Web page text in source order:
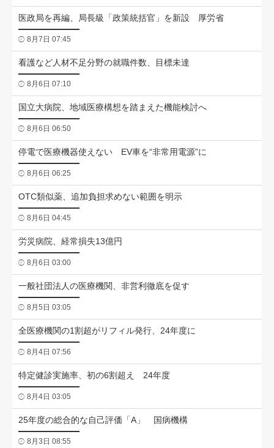
医政局を再編、局長級「政策統括官」を新設 厚労省
8月7日 07:45
看護など人材不足分野の就職件数、目標未達
8月6日 07:10
国立大病院、地域医療構想を踏まえた機能検討へ
8月6日 06:50
停電で医療機器使えない EV車を“非常用電源”に
8月6日 06:25
OTC類似薬、追加負担求めない範囲を明示
8月6日 04:45
労災病院、経常損失13億円
8月6日 03:00
一般社団法人の医療機関、非営利徹底を促す
8月5日 03:05
全医療機関の1割超がリフィル発行、24年度に
8月4日 07:56
特定健診実施率、初の6割超え 24年度
8月4日 03:05
25年度の総合的な自己評価「A」 国病機構
8月3日 08:55